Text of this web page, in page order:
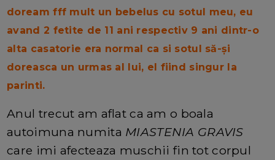
doream fff mult un bebelus cu sotul meu, eu
avand 2 fetite de 11 ani respectiv 9 ani dintr-o
alta casatorie era normal ca si sotul să-și
doreasca un urmas al lui, el fiind singur la
parinti.
Anul trecut am aflat ca am o boala
autoimuna numita MIASTENIA GRAVIS
care imi afecteaza muschii fin tot corpul